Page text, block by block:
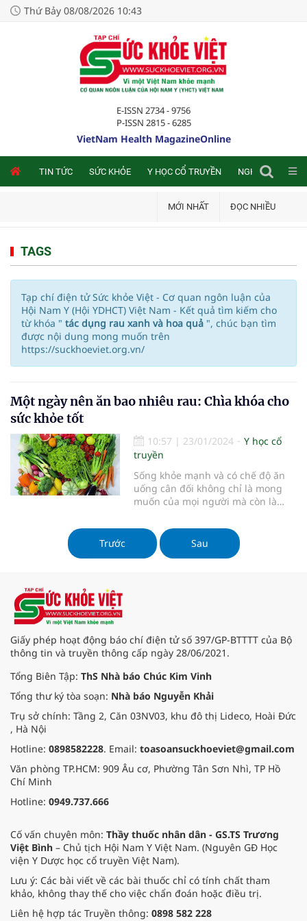
Thứ Bảy 08/08/2026 10:43
E-ISSN 2734 - 9756
P-ISSN 2815 - 6285
VietNam Health MagazineOnline
TIN TỨC SỨC KHỎE Y HỌC CỔ TRUYỀN NGHIÊN CỨU
MỚI NHẤT ĐỌC NHIỀU
TAGS
Tạp chí điện tử Sức khỏe Việt - Cơ quan ngôn luận của
Hội Nam Y (Hội YDHCT) Việt Nam - Kết quả tìm kiếm cho
từ khóa " tác dụng rau xanh và hoa quả ", chúc bạn tìm
được nội dung mong muốn trên
https://suckhoeviet.org.vn/
Một ngày nên ăn bao nhiêu rau: Chìa khóa cho
sức khỏe tốt
10:57 | 23/01/2024
Y học cổ
truyền
Sống khỏe mạnh và có chế độ ăn
uống cân đối không chỉ là mong
muốn của mọi người mà còn là
một lối sống tích cực và sức khỏe
vững mạnh.
Trước Sau
Giấy phép hoạt động báo chí điện tử số 397/GP-BTTTT của Bộ
thông tin và truyền thông cấp ngày 28/06/2021.
Tổng Biên Tập: ThS Nhà báo Chúc Kim Vinh
Tổng thư ký tòa soạn: Nhà báo Nguyễn Khải
Trụ sở chính: Tầng 2, Căn 03NV03, khu đô thị Lideco, Hoài Đức
, Hà Nội
Hotline: 0898582228. Email: toasoansuckhoeviet@gmail.com
Văn phòng TP.HCM: 909 Âu cơ, Phường Tân Sơn Nhì, TP Hồ
Chí Minh
Hotline: 0949.737.666
Cố vấn chuyên môn: Thầy thuốc nhân dân - GS.TS Trương
Việt Bình – Chủ tịch Hội Nam Y Việt Nam. (Nguyên GĐ Học
viện Y Dược học cổ truyền Việt Nam).
Lưu ý: Các bài viết về các bài thuốc chỉ có tính chất tham
khảo, không thay thế cho việc chẩn đoán hoặc điều trị.
Liên hệ hợp tác Truyền thông: 0898 582 228